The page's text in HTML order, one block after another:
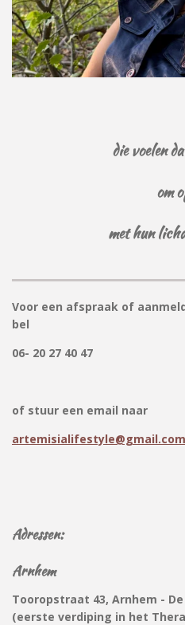
die voelen
om
met hun
Voor een afspraak of
bel
06- 20 27 40 47
of stuur een email naar
artemisialifestyle@gmail.com
Adressen:
Arnhem
Tooropstraat 43, Arnhem -
(eerste verdiping in het